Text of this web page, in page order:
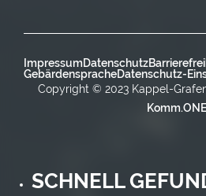
ImpressumDatenschutz
GebärdenspracheDatenschutz-
Copyright © 2023 Kappel-
Komm.ONE
SCHNELL